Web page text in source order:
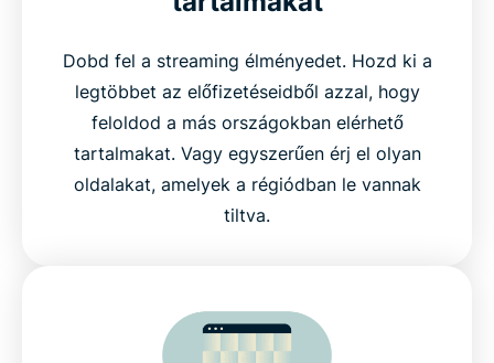
Dobd fel a streaming élményedet. Hozd ki a
legtöbbet az előfizetéseidből azzal, hogy
feloldod a más országokban elérhető
tartalmakat. Vagy egyszerűen érj el olyan
oldalakat, amelyek a régiódban le vannak
tiltva.